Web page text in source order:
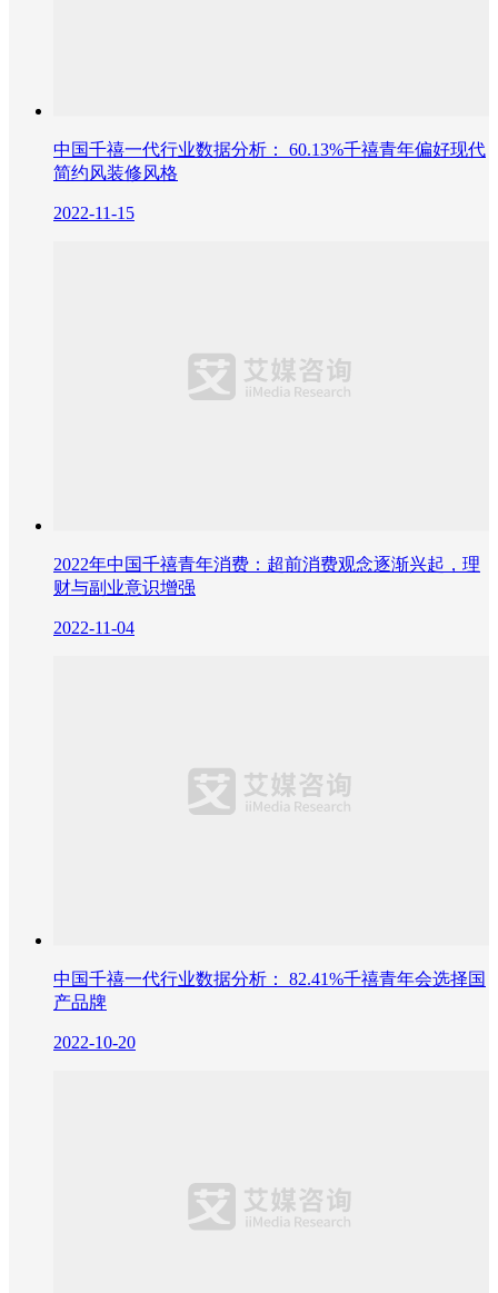
中国千禧一代行业数据分析： 60.13%千禧青年偏好现代
简约风装修风格
2022-11-15
2022年中国千禧青年消费：超前消费观念逐渐兴起，理
财与副业意识增强
2022-11-04
中国千禧一代行业数据分析： 82.41%千禧青年会选择国
产品牌
2022-10-20